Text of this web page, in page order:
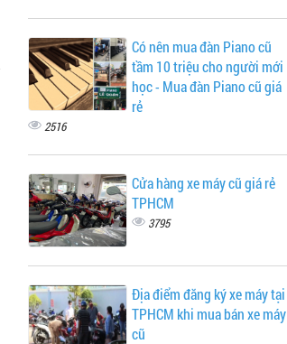
Có nên mua đàn Piano cũ
tầm 10 triệu cho người mới
học - Mua đàn Piano cũ giá
rẻ
2516
Cửa hàng xe máy cũ giá rẻ
TPHCM
3795
Địa điểm đăng ký xe máy tại
TPHCM khi mua bán xe máy
cũ